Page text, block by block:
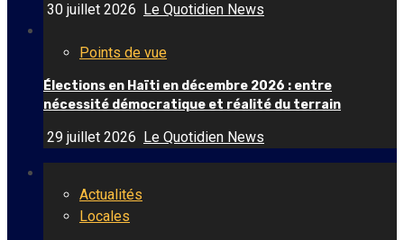
30 juillet 2026 Le Quotidien News
Points de vue
Élections en Haïti en décembre 2026 : entre
nécessité démocratique et réalité du terrain
29 juillet 2026 Le Quotidien News
Actualités
Locales